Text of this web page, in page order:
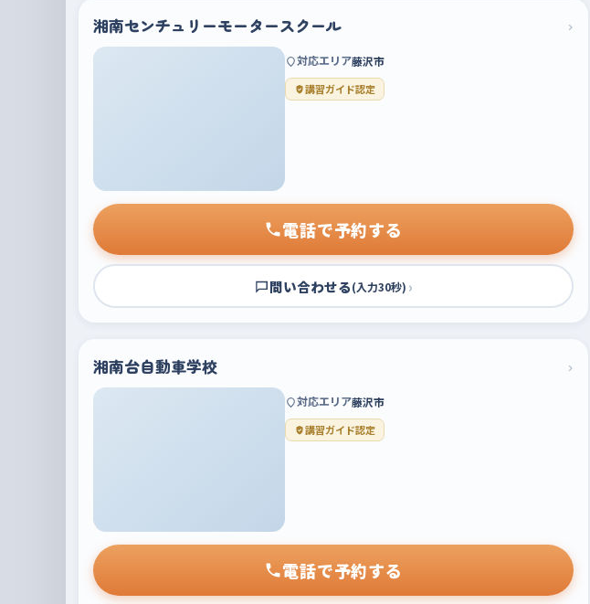
湘南センチュリーモータースクール ›
対応エリア藤沢市
講習ガイド認定
電話で予約する
問い合わせる(入力30秒) ›
湘南台自動車学校 ›
対応エリア藤沢市
講習ガイド認定
電話で予約する